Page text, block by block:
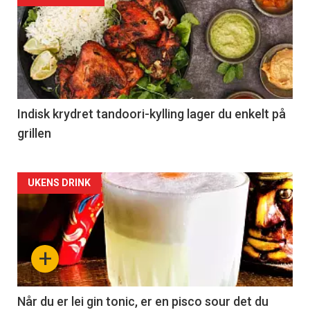
Indisk krydret tandoori-kylling lager du enkelt på
grillen
Forsiden
akkurat
nå
-
2
+
UKENS DRINK
Når du er lei gin tonic, er en pisco sour det du